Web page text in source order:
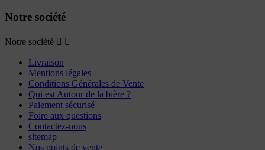
Notre société
Notre société  
Livraison
Mentions légales
Conditions Générales de Vente
Qui est Autour de la bière ?
Paiement sécurisé
Foire aux questions
Contactez-nous
sitemap
Nos points de vente